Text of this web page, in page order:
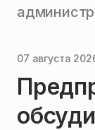
07 августа